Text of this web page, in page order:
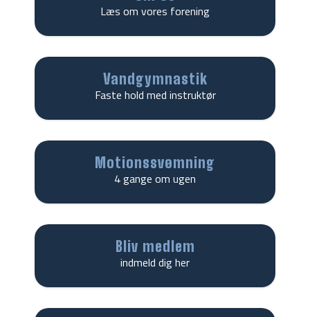
Læs om vores forening
Vandgymnastik
Faste hold med instruktør
Motionssvømning
4 gange om ugen
Bliv medlem
indmeld dig her